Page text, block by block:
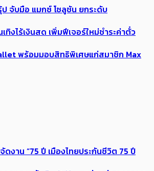
ป จับมือ แมกซ์ โซลูชัน ยกระดับ
งไร้เงินสด เพิ่มฟีเจอร์ใหม่ชำระค่าตั๋ว
พร้อมมอบสิทธิพิเศษแก่สมาชิก Max
ดงาน “75 ปี เมืองไทยประกันชีวิต 75 ปี